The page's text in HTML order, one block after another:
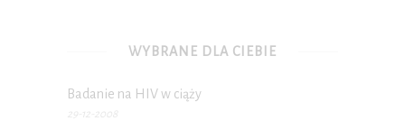
WYBRANE DLA CIEBIE
Badanie na HIV w ciąży
29-12-2008